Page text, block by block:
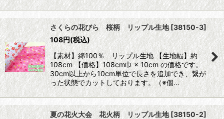
さくらの花びら 桜柄 リップル生地[38150-3]
108円(税込)
【素材】綿100％ リップル生地 【生地幅】約
108cm 【価格】108cm巾 × 10cm の価格です。
30cm以上から10cm単位で長さを追加でき、繋が
った状態でカットしております。（※個…
夏の花火大会 花火柄 リップル生地[38150-2]